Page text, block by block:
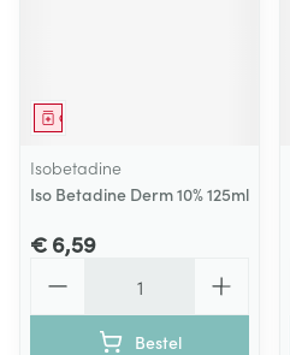
Geneesmiddel
Isobetadine
Iso Betadine Derm 10% 125ml
€ 6,59
Bestel